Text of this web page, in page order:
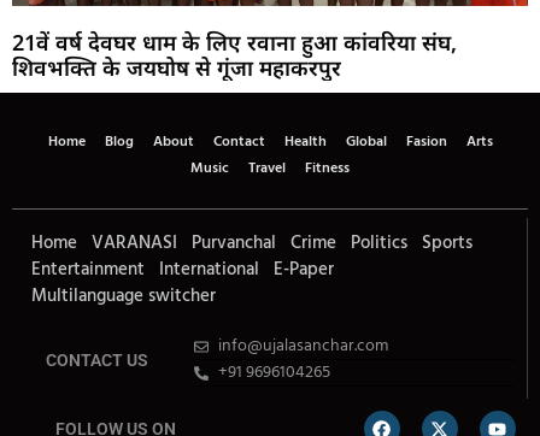
21वें वर्ष देवघर धाम के लिए रवाना हुआ कांवरिया संघ,
शिवभक्ति के जयघोष से गूंजा महाकरपुर
Home Blog About Contact Health Global Fasion
Arts
Music
Travel Fitness
Home VARANASI Purvanchal Crime Politics Sports
Entertainment International E-Paper
Multilanguage switcher
CONTACT US
info@ujalasanchar.com
+91 9696104265
FOLLOW US ON